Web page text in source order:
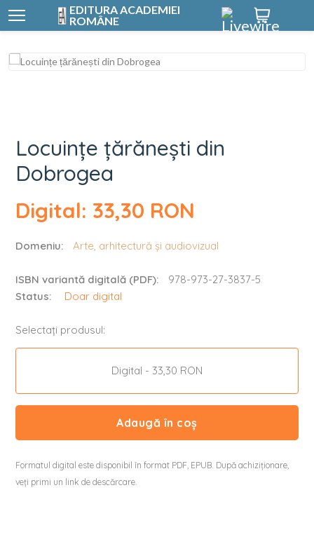
EDITURA ACADEMIEI
ROMÂNE
Locuințe
Locuințe țărănești din
Dobrogea
Digital: 33,30 RON
Domeniu: Arte, arhitectură și audiovizual
ISBN variantă digitală (PDF):
978-973-27-3837-5
Status:
Doar digital
Selectați produsul:
Digital - 33,30 RON
Adaugă în coș
Formatul digital este disponibil în format PDF, EPUB. După achiziționare,
veți primi un link de descărcare.